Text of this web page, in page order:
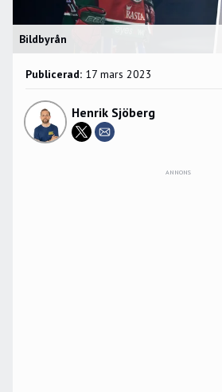
Bildbyrån
Publicerad: 17 mars 2023
Henrik Sjöberg
ANNONS